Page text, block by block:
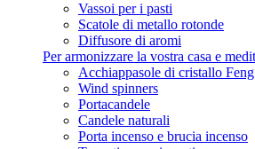
Vassoi per i pasti
Scatole di metallo rotonde
Diffusore di aromi
Per armonizzare la vostra casa e
Acchiappasole di cristallo
Wind spinners
Portacandele
Candele naturali
Porta incenso e brucia incenso